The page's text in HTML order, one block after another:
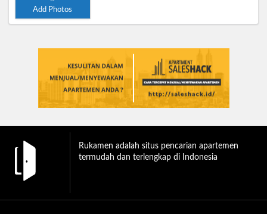
Add Photos
Rukamen adalah situs pencarian apartemen
termudah dan terlengkap di Indonesia